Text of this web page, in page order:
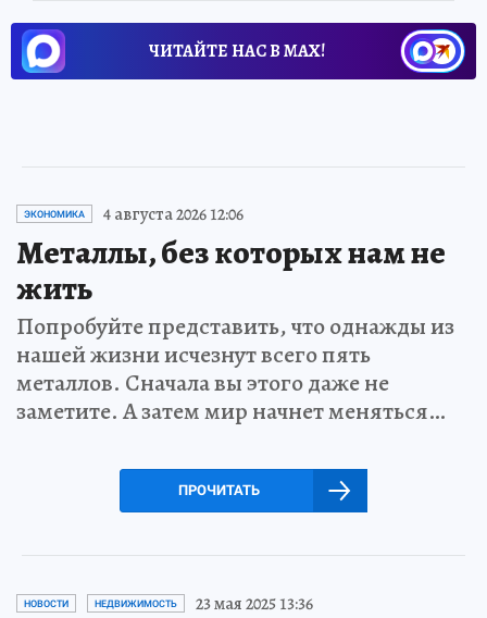
ЧИТАЙТЕ НАС В МАХ!
ЭКОНОМИКА 4 августа 2026 12:06
Металлы, без которых нам не
жить
Попробуйте представить, что однажды из
нашей жизни исчезнут всего пять
металлов. Сначала вы этого даже не
заметите. А затем мир начнет меняться…
ПРОЧИТАТЬ
НОВОСТИ НЕДВИЖИМОСТЬ 23 мая 2025 13:36